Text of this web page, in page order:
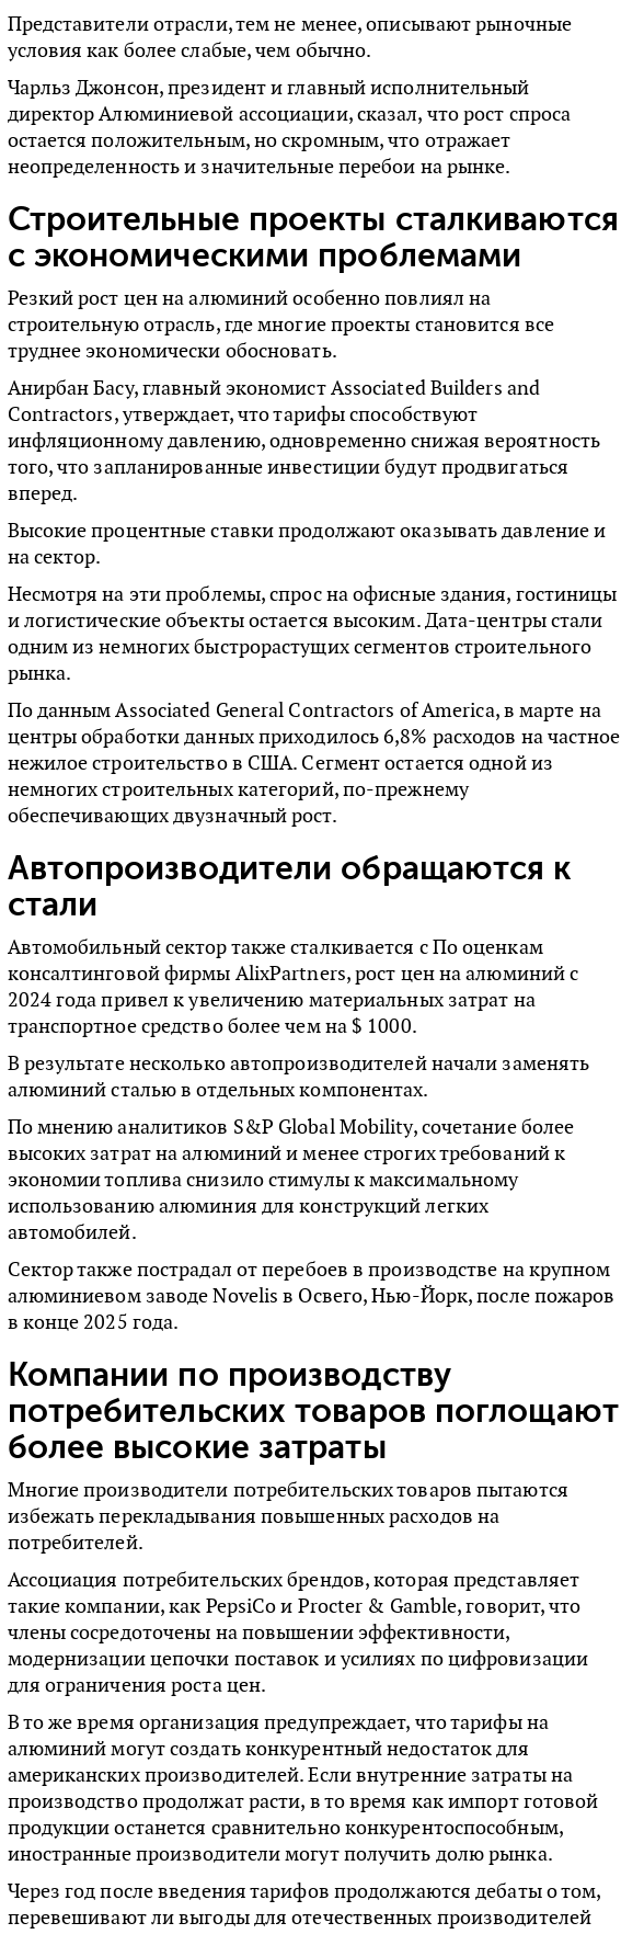
Представители отрасли, тем не менее, описывают рыночные
условия как более слабые, чем обычно.
Чарльз Джонсон, президент и главный исполнительный
директор Алюминиевой ассоциации, сказал, что рост спроса
остается положительным, но скромным, что отражает
неопределенность и значительные перебои на рынке.
Строительные проекты сталкиваются
с экономическими проблемами
Резкий рост цен на алюминий особенно повлиял на
строительную отрасль, где многие проекты становится все
труднее экономически обосновать.
Анирбан Басу, главный экономист Associated Builders and
Contractors, утверждает, что тарифы способствуют
инфляционному давлению, одновременно снижая вероятность
того, что запланированные инвестиции будут продвигаться
вперед.
Высокие процентные ставки продолжают оказывать давление и
на сектор.
Несмотря на эти проблемы, спрос на офисные здания, гостиницы
и логистические объекты остается высоким. Дата-центры стали
одним из немногих быстрорастущих сегментов строительного
рынка.
По данным Associated General Contractors of America, в марте на
центры обработки данных приходилось 6,8% расходов на частное
нежилое строительство в США. Сегмент остается одной из
немногих строительных категорий, по-прежнему
обеспечивающих двузначный рост.
Автопроизводители обращаются к
стали
Автомобильный сектор также сталкивается с По оценкам
консалтинговой фирмы AlixPartners, рост цен на алюминий с
2024 года привел к увеличению материальных затрат на
транспортное средство более чем на $ 1000.
В результате несколько автопроизводителей начали заменять
алюминий сталью в отдельных компонентах.
По мнению аналитиков S&P Global Mobility, сочетание более
высоких затрат на алюминий и менее строгих требований к
экономии топлива снизило стимулы к максимальному
использованию алюминия для конструкций легких
автомобилей.
Сектор также пострадал от перебоев в производстве на крупном
алюминиевом заводе Novelis в Освего, Нью-Йорк, после пожаров
в конце 2025 года.
Компании по производству
потребительских товаров поглощают
более высокие затраты
Многие производители потребительских товаров пытаются
избежать перекладывания повышенных расходов на
потребителей.
Ассоциация потребительских брендов, которая представляет
такие компании, как PepsiCo и Procter & Gamble, говорит, что
члены сосредоточены на повышении эффективности,
модернизации цепочки поставок и усилиях по цифровизации
для ограничения роста цен.
В то же время организация предупреждает, что тарифы на
алюминий могут создать конкурентный недостаток для
американских производителей. Если внутренние затраты на
производство продолжат расти, в то время как импорт готовой
продукции останется сравнительно конкурентоспособным,
иностранные производители могут получить долю рынка.
Через год после введения тарифов продолжаются дебаты о том,
перевешивают ли выгоды для отечественных производителей